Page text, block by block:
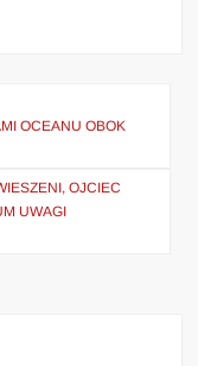
OCEANU OBOK
OJCIEC
UWAGI